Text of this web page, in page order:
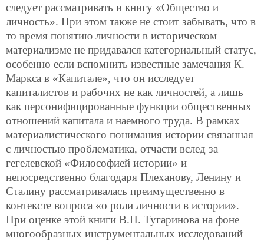
следует рассматривать и книгу «Общество и
личность». При этом также не стоит забывать, что в
то время понятию личности в историческом
материализме не придавался категориальный статус,
особенно если вспомнить известные замечания К.
Маркса в «Капитале», что он исследует
капиталистов и рабочих не как личностей, а лишь
как персонифицированные функции общественных
отношений капитала и наемного труда. В рамках
материалистического понимания истории связанная
с личностью проблематика, отчасти вслед за
гегелевской «Философией истории» и
непосредственно благодаря Плеханову, Ленину и
Сталину рассматривалась преимущественно в
контексте вопроса «о роли личности в истории».
При оценке этой книги В.П. Тугаринова на фоне
многообразных инструментальных исследований